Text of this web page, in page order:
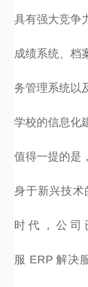
具有强大竞争
成绩系统、档
务管理系统以
学校的信息化
值得一提的是
身于新兴技术
时代，公司
服 ERP解决